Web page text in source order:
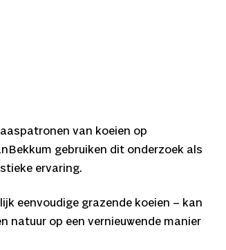
van koeien op
gebruiken dit onderzoek als
ervaring.
eenvoudige grazende koeien – kan
natuur op een vernieuwende manier